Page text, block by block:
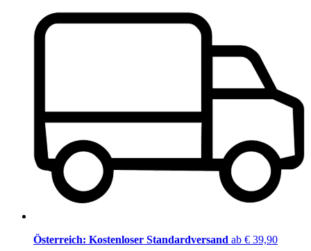
Österreich: Kostenloser Standardversand ab € 39,90